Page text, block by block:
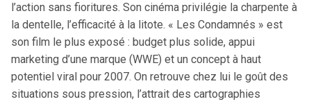
l’action sans fioritures. Son cinéma privilégie la charpente à
la dentelle, l’efficacité à la litote. « Les Condamnés » est
son film le plus exposé : budget plus solide, appui
marketing d’une marque (WWE) et un concept à haut
potentiel viral pour 2007. On retrouve chez lui le goût des
situations sous pression, l’attrait des cartographies